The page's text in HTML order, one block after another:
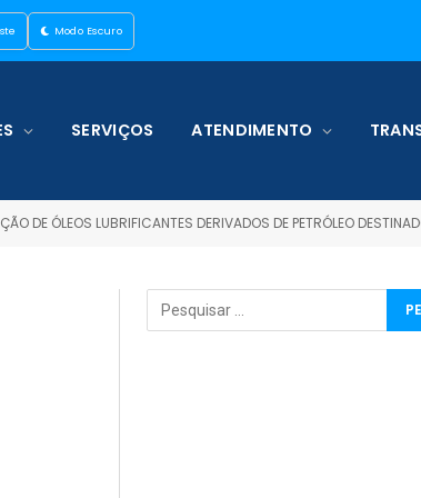
Modo Escuro
SERVIÇOS ATENDIMENTO
ÓLEOS LUBRIFICANTES DERIVADOS DE PETRÓLEO